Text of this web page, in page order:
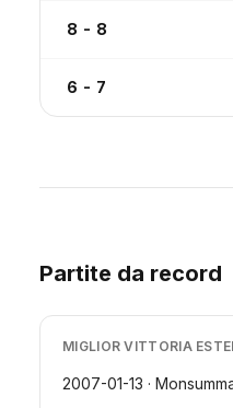
8 - 8
6 - 7
Partite da record
MIGLIOR VITTORIA
2007-01-13 ·